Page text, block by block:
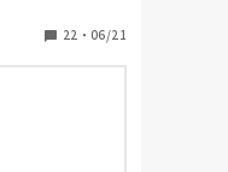
結果、 レク
仲裁には来な
ようには聞こ
を出されて恐
この話を境
るようになっ
22 ・ 06/21